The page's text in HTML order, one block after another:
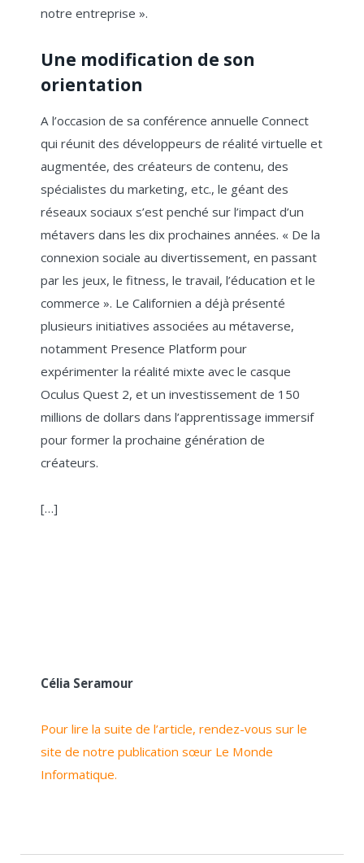
notre entreprise ».
Une modification de son
orientation
A l’occasion de sa conférence annuelle Connect
qui réunit des développeurs de réalité virtuelle et
augmentée, des créateurs de contenu, des
spécialistes du marketing, etc., le géant des
réseaux sociaux s’est penché sur l’impact d’un
métavers dans les dix prochaines années. « De la
connexion sociale au divertissement, en passant
par les jeux, le fitness, le travail, l’éducation et le
commerce ». Le Californien a déjà présenté
plusieurs initiatives associées au métaverse,
notamment Presence Platform pour
expérimenter la réalité mixte avec le casque
Oculus Quest 2, et un investissement de 150
millions de dollars dans l’apprentissage immersif
pour former la prochaine génération de
créateurs.
[…]
Célia Seramour
Pour lire la suite de l’article, rendez-vous sur le
site de notre publication sœur Le Monde
Informatique.